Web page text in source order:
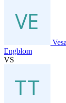
Vesa
Engblom
VS